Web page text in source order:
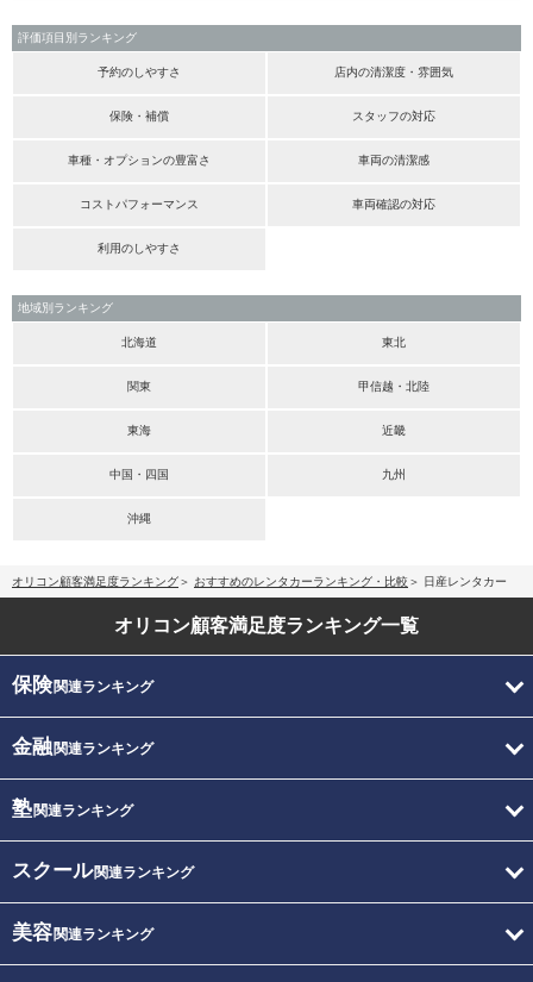
評価項目別ランキング
予約のしやすさ 店内の清潔度・雰囲気
保険・補償 スタッフの対応
車種・オプションの豊富さ 車両の清潔感
コストパフォーマンス 車両確認の対応
利用のしやすさ
地域別ランキング
北海道 東北
関東 甲信越・北陸
東海 近畿
中国・四国 九州
沖縄
オリコン顧客満足度ランキング おすすめのレンタカーランキング・比較 日産レンタカー
オリコン顧客満足度ランキング一覧
保険関連ランキング
金融関連ランキング
塾関連ランキング
スクール関連ランキング
美容関連ランキング